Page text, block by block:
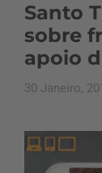
Santo
sobre
apoio
30 Janeiro,